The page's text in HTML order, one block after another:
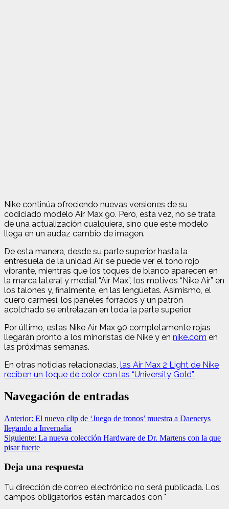
Nike continúa ofreciendo nuevas versiones de su
codiciado modelo Air Max 90. Pero, esta vez, no se trata
de una actualización cualquiera, sino que este modelo
llega en un audaz cambio de imagen.
De esta manera, desde su parte superior hasta la
entresuela de la unidad Air, se puede ver el tono rojo
vibrante, mientras que los toques de blanco aparecen en
la marca lateral y medial “Air Max”, los motivos “Nike Air” en
los talones y, finalmente, en las lengüetas. Asimismo, el
cuero carmesí, los paneles forrados y un patrón
acolchado se entrelazan en toda la parte superior.
Por último, estas Nike Air Max 90 completamente rojas
llegarán pronto a los minoristas de Nike y en nike.com en
las próximas semanas.
En otras noticias relacionadas, las Air Max 2 Light de Nike
reciben un toque de color con las “University Gold”.
Navegación de entradas
Anterior: El nuevo clip de ‘Juego de tronos’ muestra a Daenerys
llegando a Invernalia
Siguiente: La nueva colección Hardware de Dr. Martens con la que
pisar fuerte
Deja una respuesta
Tu dirección de correo electrónico no será publicada. Los
campos obligatorios están marcados con *